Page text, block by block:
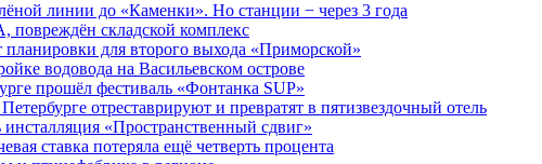
линии до «Каменки». Но станции − через 3 года
складской комплекс
для второго выхода «Приморской»
водовода на Васильевском острове
прошёл фестиваль «Фонтанка SUP»
отреставрируют и превратят в пятизвездочный отель
«Пространственный сдвиг»
ставка потеряла ещё четверть процента